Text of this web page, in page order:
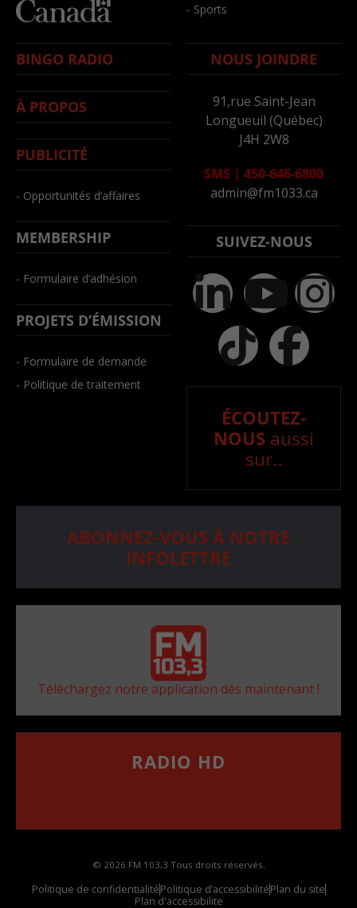
- Sports
BINGO RADIO
À PROPOS
PUBLICITÉ
- Opportunités d’affaires
MEMBERSHIP
- Formulaire d’adhésion
PROJETS D’ÉMISSION
- Formulaire de demande
- Politique de traitement
NOUS JOINDRE
91,rue Saint-Jean
Longueuil (Québec)
J4H 2W8
SMS | 450-646-6800
admin@fm1033.ca
SUIVEZ-NOUS
ÉCOUTEZ-
NOUS aussi
sur..
ABONNEZ-VOUS À NOTRE
INFOLETTRE
Téléchargez notre application dès maintenant !
RADIO HD
© 2026 FM 103,3 Tous droits réservés.
Politique de confidentialitéPolitique d’accessibilitéPlan du site
Plan d'accessibilite